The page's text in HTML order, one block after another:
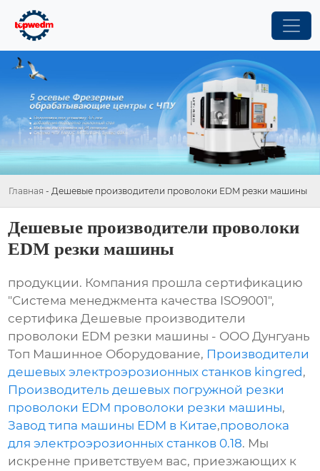
Главная - Дешевые производители проволоки EDM резки машины
Дешевые производители проволоки
EDM резки машины
продукции. Компания прошла сертификацию
"Система менеджмента качества ISO9001",
сертифика Дешевые производители
проволоки EDM резки машины - ООО Дунгуань
Топ Машинное Оборудование, Производители
дешевых электроэрозионных станков kingred ,
Производитель дешевых погружной резки
проволоки EDM проволоки резки машины,
Завод типа машины EDM в Китае,проволока
для электроэрозионных станков 0.18. Мы
искренне приветствуем вас, приезжающих к